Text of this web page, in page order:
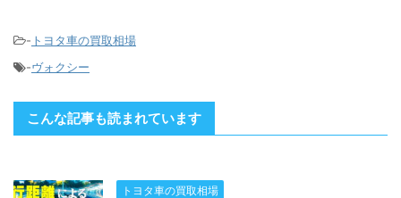
- トヨタ車の買取相場
-ヴォクシー
こんな記事も読まれています
トヨタ車の買取相場